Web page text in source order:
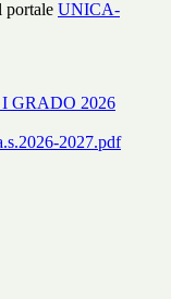
portale UNICA-
GRADO 2026
2027.pdf